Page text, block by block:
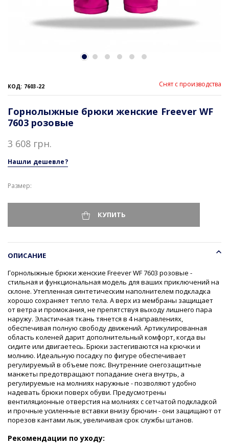
КОД: 7603-22 Снят с производства
Горнолыжные брюки женские Freever WF
7603 розовые
3 608 грн.
Нашли дешевле?
Размер
КУПИТЬ
ОПИСАНИЕ
Горнолыжные брюки женские Freever WF 7603 розовые -
стильная и функциональная модель для ваших приключений на
склоне. Утепленная синтетическим наполнителем подкладка
хорошо сохраняет тепло тела. А верх из мембраны защищает
от ветра и промокания, не препятствуя выходу лишнего пара
наружу. Эластичная ткань тянется в 4 направлениях,
обеспечивая полную свободу движений. Артикулированная
область коленей дарит дополнительный комфорт, когда вы
сидите или двигаетесь. Брюки застегиваются на крючки и
молнию. Идеальную посадку по фигуре обеспечивает
регулируемый в объеме пояс. Внутренние снегозащитные
манжеты предотвращают попадание снега внутрь, а
регулируемые на молниях наружные - позволяют удобно
надевать брюки поверх обуви. Предусмотрены
вентиляционные отверстия на молниях с сетчатой подкладкой
и прочные усиленные вставки внизу брючин - они защищают от
порезов кантами лыж, увеличивая срок службы штанов.
Рекомендации по уходу: